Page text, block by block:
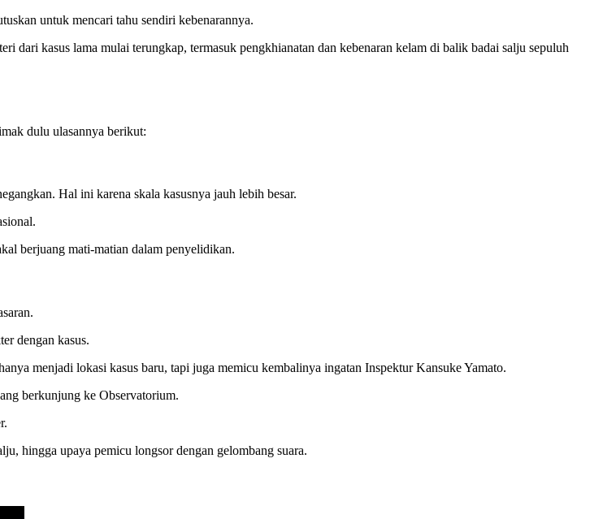
untuk mencari tahu sendiri kebenarannya.
dari kasus lama mulai terungkap, termasuk pengkhianatan dan kebenaran kelam di balik badai salju sepuluh
dulu ulasannya berikut:
Hal ini karena skala kasusnya jauh lebih besar.
berjuang mati-matian dalam penyelidikan.
dengan kasus.
menjadi lokasi kasus baru, tapi juga memicu kembalinya ingatan Inspektur Kansuke Yamato.
berkunjung ke Observatorium.
hingga upaya pemicu longsor dengan gelombang suara.